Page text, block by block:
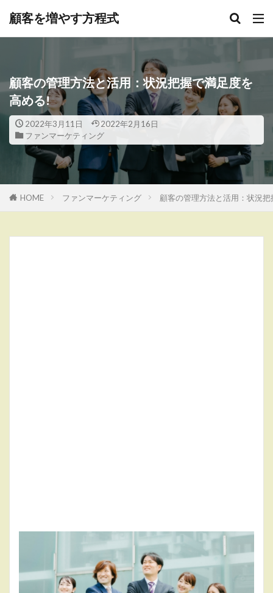
顧客を増やす方程式
顧客の管理方法と活用：状況把握で満足度を
高める!
2022年3月11日
2022年2月16日
ファンマーケティング
HOME ファンマーケティング 顧客の管理方法と活用：状況